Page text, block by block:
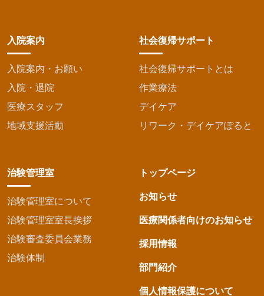
入院案内
入院案内・お願い
入院・退院
医療スタッフ
地域支援活動
社会復帰サポート
社会復帰サポートとは
作業療法
デイケア
リワーク・デイケアぽると
治験管理室
治験管理室について
治験管理室室長挨拶
治験審査委員会業務
治験体制
トップページ
お知らせ
医療関係者向けのお知らせ
採用情報
部門紹介
個人情報保護について